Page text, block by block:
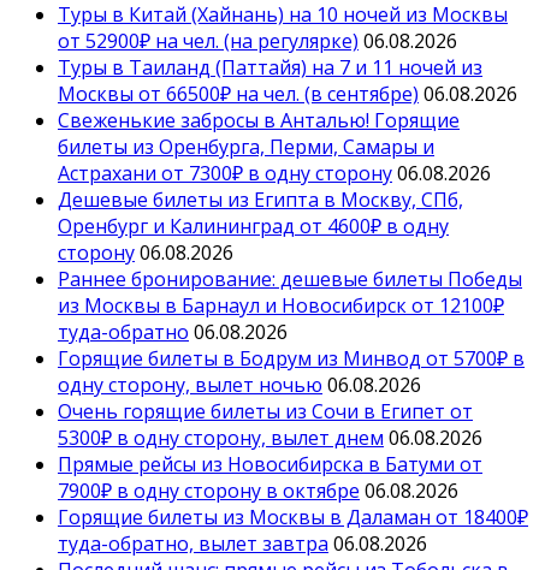
Туры в Китай (Хайнань) на 10 ночей из Москвы
от 52900₽ на чел. (на регулярке) 06.08.2026
Туры в Таиланд (Паттайя) на 7 и 11 ночей из
Москвы от 66500₽ на чел. (в сентябре) 06.08.2026
Свеженькие забросы в Анталью! Горящие
билеты из Оренбурга, Перми, Самары и
Астрахани от 7300₽ в одну сторону06.08.2026
Дешевые билеты из Египта в Москву, СПб,
Оренбург и Калининград от 4600₽ в одну
сторону06.08.2026
Раннее бронирование: дешевые билеты Победы
из Москвы в Барнаул и Новосибирск от 12100₽
туда-обратно 06.08.2026
Горящие билеты в Бодрум из Минвод от 5700₽ в
одну сторону, вылет ночью 06.08.2026
Очень горящие билеты из Сочи в Египет от
5300₽ в одну сторону, вылет днем 06.08.2026
Прямые рейсы из Новосибирска в Батуми от
7900₽ в одну сторону в октябре 06.08.2026
Горящие билеты из Москвы в Даламан от 18400₽
туда-обратно, вылет завтра 06.08.2026